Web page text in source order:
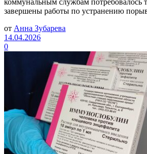
завершены работы по устранению
от Анна Зубарева
14.04.2026
0